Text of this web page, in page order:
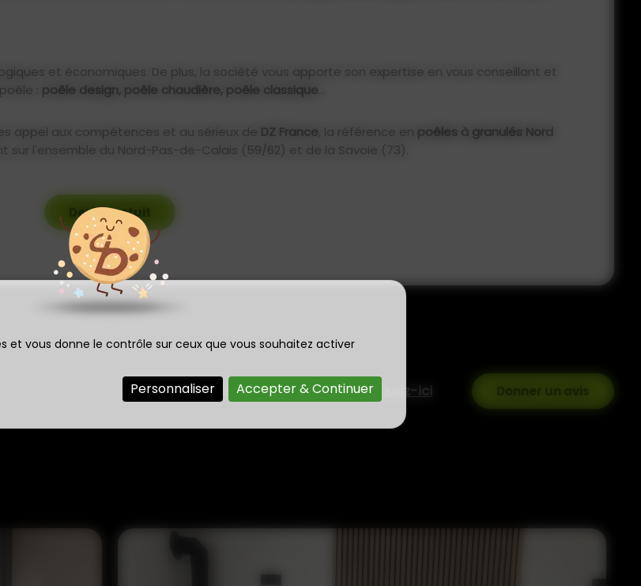
et vous donne le contrôle sur ceux que vous souhaitez activer
Accepter & Continuer
Personnaliser
et économiques. De plus, la société vous apporte son expertise en vous conseillant et
: poêle design, poêle chaudière, poêle classique
appel aux compétences et au sérieux de DZ France, la référence en poêles à granulés Nord
sur l'ensemble du Nord-Pas-de-Calais (59/62) et de la Savoie (73).
Devis gratuit
Pour consulter tous les avis,cliquez-ici